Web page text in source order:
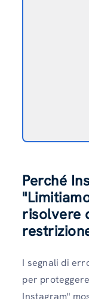
Perché
risolvere
I segnali di
per